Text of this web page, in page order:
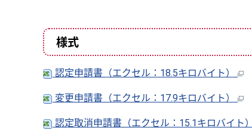
様式
認定申請書（エクセル：18.5キロバイト）
変更申請書（エクセル：17.9キロバイト）
認定取消申請書（エクセル：15.1キロバイト）